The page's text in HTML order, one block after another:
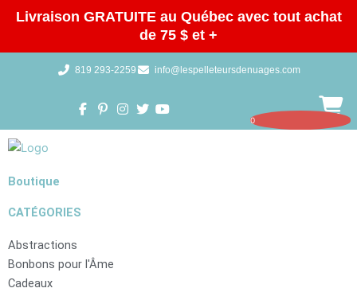
AllerLivraison GRATUITE au Québec avec tout achat
de 75 $ et +
819 293-2259 info@lespelleteursdenuages.com
0
Boutique
CATÉGORIES
Abstractions
Bonbons pour l'Âme
Cadeaux